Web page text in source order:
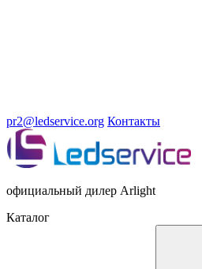
pr2@ledservice.org Контакты
официальный дилер Arlight
Каталог